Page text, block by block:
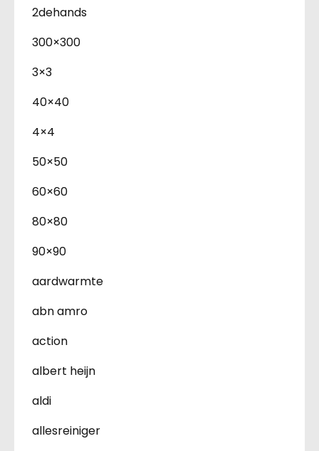
2dehands
300×300
3×3
40×40
4×4
50×50
60×60
80×80
90×90
aardwarmte
abn amro
action
albert heijn
aldi
allesreiniger